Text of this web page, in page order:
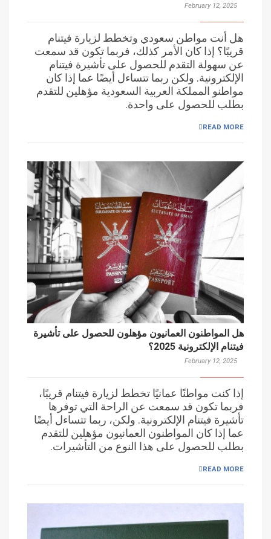
February 12, 2025
هل أنت مواطن سعودي وتخطط لزيارة فيتنام
قريبًا؟ إذا كان الأمر كذلك، فربما تكون قد سمعت
عن سهولة التقدم للحصول على تأشيرة فيتنام
الإلكترونية. ولكن ربما تتساءل أيضًا عما إذا كان
مواطنو المملكة العربية السعودية مؤهلين للتقدم
بطلب للحصول على واحدة.
READ MORE
هل المواطنون العمانيون مؤهلون للحصول على تأشيرة
فيتنام الإلكترونية 2025؟
February 12, 2025
إذا كنت مواطنًا عمانيًا تخطط لزيارة فيتنام قريبًا،
فربما تكون قد سمعت عن الراحة التي توفرها
تأشيرة فيتنام الإلكترونية. ولكن، ربما تتساءل أيضًا
عما إذا كان المواطنون العمانيون مؤهلين للتقدم
بطلب للحصول على هذا النوع من التأشيرات.
READ MORE